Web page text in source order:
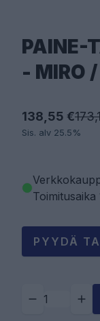
PAINE-
- MIRO
138,55 €
Sis. alv 25.5%
PYYDÄ